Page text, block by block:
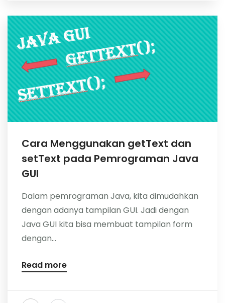
Cara Menggunakan getText dan
setText pada Pemrograman Java
GUI
Dalam pemrograman Java, kita dimudahkan
dengan adanya tampilan GUI. Jadi dengan
Java GUI kita bisa membuat tampilan form
dengan...
Read more